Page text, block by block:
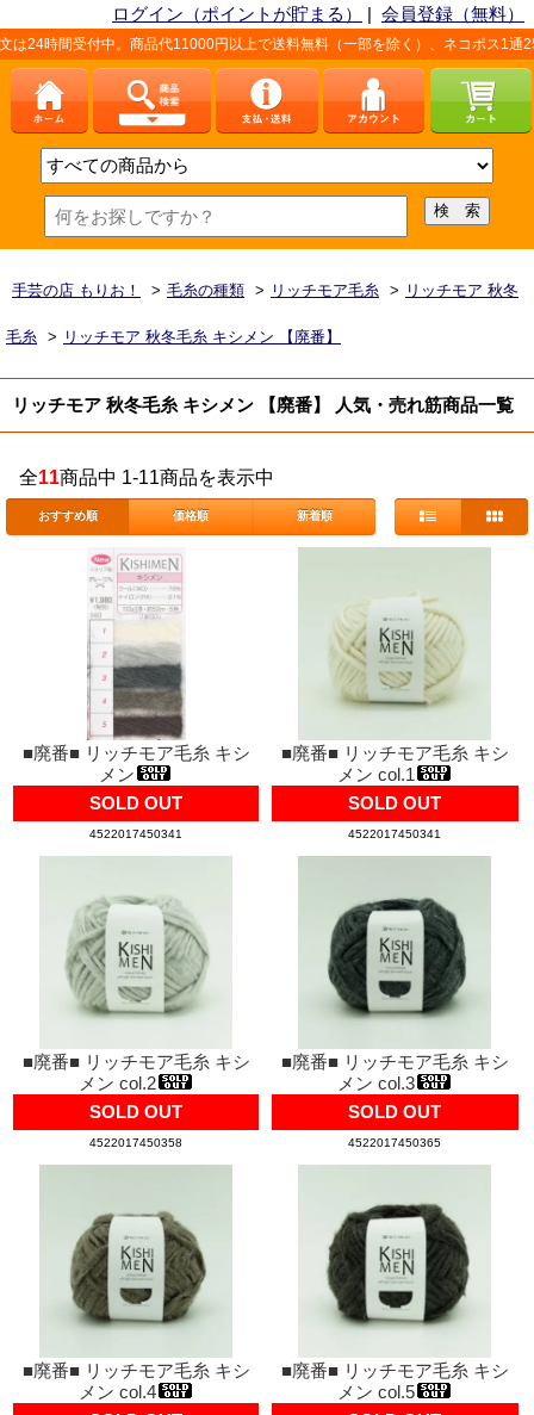
ログイン（ポイントが貯まる） | 会員登録（無料）
時間受付中。商品代11000円以上で送料無料（一部を除く）、ネコポス1通250
手芸の店 もりお！ > 毛糸の種類 > リッチモア毛糸 > リッチモア 秋冬
毛糸 > リッチモア 秋冬毛糸 キシメン 【廃番】
リッチモア 秋冬毛糸 キシメン 【廃番】 人気・売れ筋商品一覧
全11商品中 1-11商品を表示中
おすすめ順 価格順 新着順
■廃番■ リッチモア毛糸 キシ
メン
SOLD OUT
4522017450341
■廃番■ リッチモア毛糸 キシ
メン col.1
SOLD OUT
4522017450341
■廃番■ リッチモア毛糸 キシ
メン col.2
SOLD OUT
4522017450358
■廃番■ リッチモア毛糸 キシ
メン col.3
SOLD OUT
4522017450365
■廃番■ リッチモア毛糸 キシ
メン col.4
■廃番■ リッチモア毛糸 キシ
メン col.5